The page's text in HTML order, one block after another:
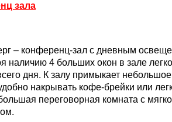
зала
– конференц-зал с дневным
наличию 4 больших окон в зале
дня. К залу примыкает
накрывать кофе-брейки или
переговорная комната с